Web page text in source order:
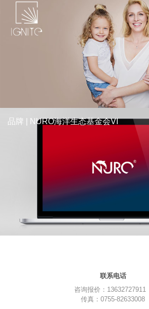
品牌 | NURO海洋生态基金会VI
联系电话
咨询报价：13632727911
传真：0755-82633008